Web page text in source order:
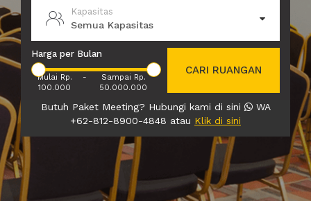
Kapasitas
Semua Kapasitas
Harga per Bulan
Mulai Rp.
100.000
-
Sampai Rp.
50.000.000
CARI RUANGAN
Butuh Paket Meeting? Hubungi kami di sini
WA
+62-812-8900-4848 atau Klik di sini